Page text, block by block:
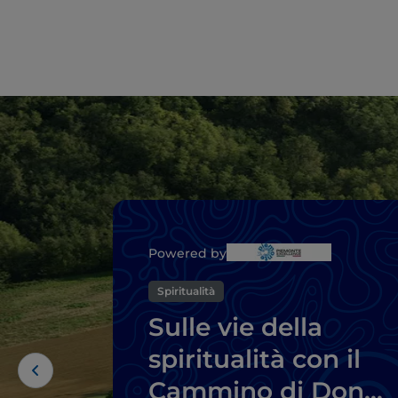
Powered by
Spiritualità
Sulle vie della
spiritualità con il
Cammino di Don